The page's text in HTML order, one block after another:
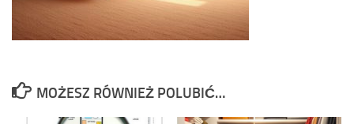
MOŻESZ RÓWNIEŻ POLUBIĆ…